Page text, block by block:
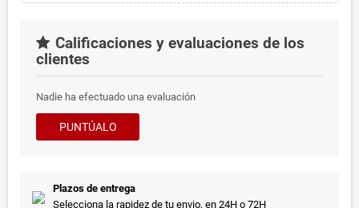
Calificaciones y evaluaciones de los
clientes
Nadie ha efectuado una evaluación
PUNTÚALO
Plazos de entrega
Selecciona la rapidez de tu envio, en 24H o 72H